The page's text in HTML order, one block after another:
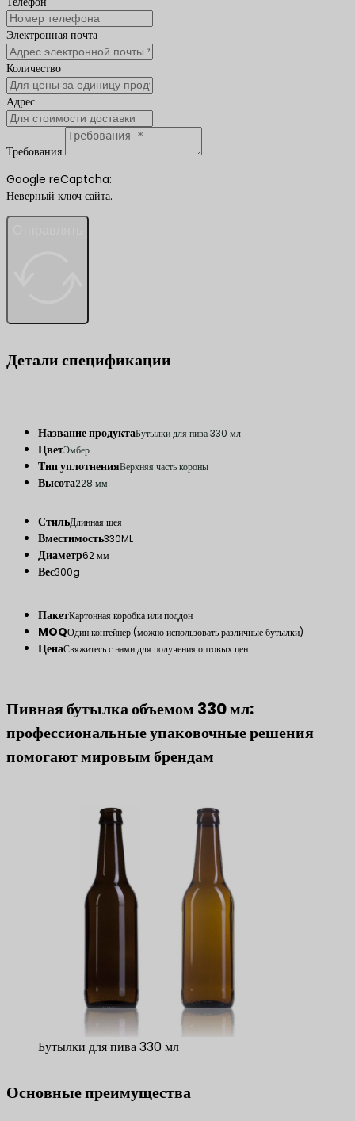
Электронная почта
Количество
Адрес
Требования
Google reCaptcha:
Неверный ключ сайта.
Детали спецификации
Название продуктаБутылки для пива 330 мл
ЦветЭмбер
Тип уплотненияВерхняя часть короны
Высота228 мм
СтильДлинная шея
Вместимость330ML
Диаметр62 мм
Вес300g
ПакетКартонная коробка или поддон
MOQОдин контейнер (можно использовать различные бутылки)
ЦенаСвяжитесь с нами для получения оптовых цен
Пивная бутылка объемом 330 мл:
профессиональные упаковочные решения
помогают мировым брендам
Бутылки для пива 330 мл
Основные преимущества